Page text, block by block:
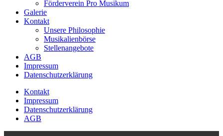
Förderverein Pro Musikum
Galerie
Kontakt
Unsere Philosophie
Musikalienbörse
Stellenangebote
AGB
Impressum
Datenschutzerklärung
Kontakt
Impressum
Datenschutzerklärung
AGB